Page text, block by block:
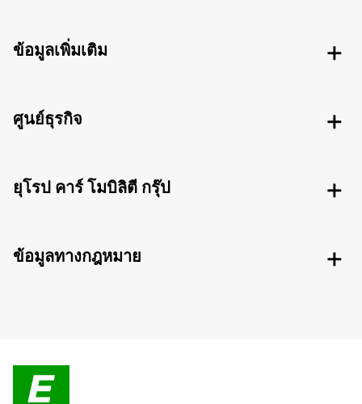
ข้อมูลเพิ่มเติม
ศูนย์ธุรกิจ
ยุโรป คาร์ โมบิลิตี กรุ๊ป
ข้อมูลทางกฎหมาย